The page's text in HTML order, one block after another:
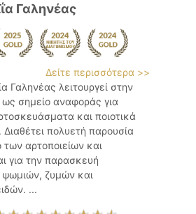
Γαληνέας
Δείτε περισσότερα >>
Γαληνέας λειτουργεί στην
σημείο αναφοράς για
και ποιοτικά
πολυετή παρουσία
αρτοποιείων και
για την παρασκευή
ζυμών και
...